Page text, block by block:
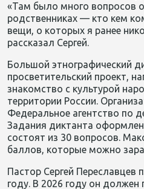
«Там было много вопросов
родственниках — кто кем
вещи, о которых я ранее
рассказал Сергей.
Большой этнографический
просветительский проект,
знакомство с культурой
территории России.
Федеральное агентство по
Задания диктанта
состоят из 30 вопросов.
баллов, которые можно
Пастор Сергей Переславцев
году. В 2026 году он